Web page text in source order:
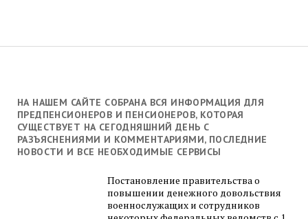
НА НАШЕМ САЙТЕ СОБРАНА ВСЯ ИНФОРМАЦИЯ ДЛЯ
ПРЕДПЕНСИОНЕРОВ И ПЕНСИОНЕРОВ, КОТОРАЯ
СУЩЕСТВУЕТ НА СЕГОДНЯШНИЙ ДЕНЬ С
РАЗЪЯСНЕНИЯМИ И КОММЕНТАРИЯМИ, ПОСЛЕДНИЕ
НОВОСТИ И ВСЕ НЕОБХОДИМЫЕ СЕРВИСЫ
Постановление правительства о
повышении денежного довольствия
военнослужащих и сотрудников